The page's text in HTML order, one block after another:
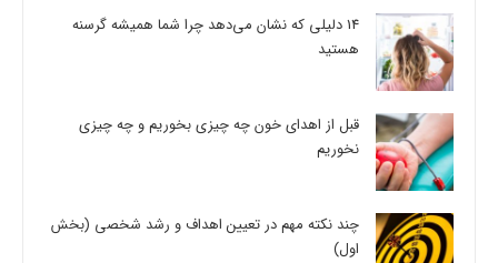
14 دلیلی که نشان می‌دهد چرا شما همیشه گرسنه
هستید
قبل از اهدای خون چه چیزی بخوریم و چه چیزی
نخوریم
چند نکته مهم در تعیین اهداف و رشد شخصی (بخش
اول)